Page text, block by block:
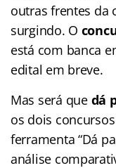
outras frentes da
surgindo. O
está com banca
edital em breve.
Mas será que dá
os dois
ferramenta “Dá
análise